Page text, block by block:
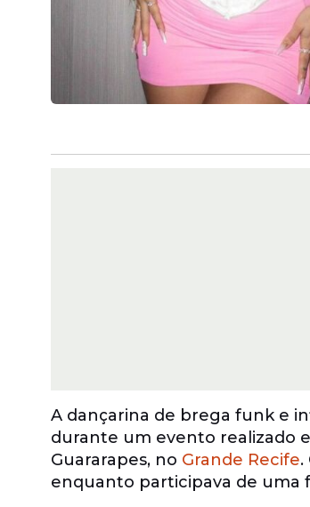
A dançarina de brega funk e
durante um evento realizado
Guararapes, no Grande Recife.
enquanto participava de uma